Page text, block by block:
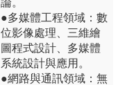
●多媒體工程領域：數
位影像處理、三維繪
圖程式設計、多媒體
系統設計與應用。
●網路與通訊領域：無